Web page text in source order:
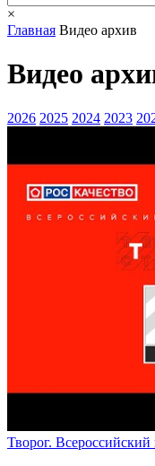
×
Главная Видео архив
Видео
2026 2025 2024 2023
Творог.